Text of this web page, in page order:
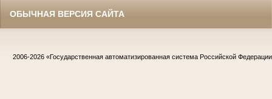
ОБЫЧНАЯ ВЕРСИЯ САЙТА
2006-2026 «Государственная автоматизированная система Российской